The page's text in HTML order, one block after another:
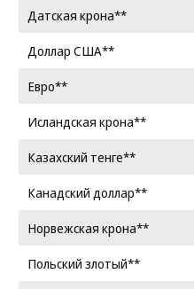
Датская крона**
Доллар США**
Евро**
Исландская крона**
Казахский тенге**
Канадский доллар**
Норвежская крона**
Польский злотый**